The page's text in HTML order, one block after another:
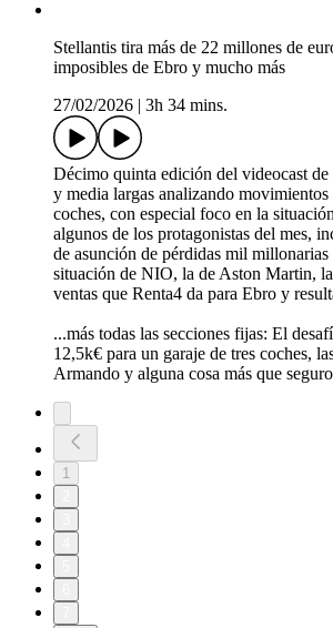
Stellantis tira más de 22 millones de
imposibles de Ebro y mucho más
27/02/2026
3h 34 mins.
Décimo quinta edición del videocast
y media largas analizando
coches, con especial foco en la
algunos de los protagonistas del mes,
de asunción de pérdidas mil
situación de NIO, la de Aston Martin,
ventas que Renta4 da para Ebro y
...más todas las secciones fijas: El
12,5k€ para un garaje de tres coches,
Armando y alguna cosa más que
1